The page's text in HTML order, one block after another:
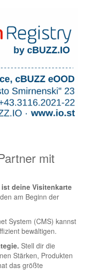
mit
deine Visitenkarte
am Beginn der
System (CMS) kannst
bewältigen.
Stell dir die
Stärken, Produkten
das größte